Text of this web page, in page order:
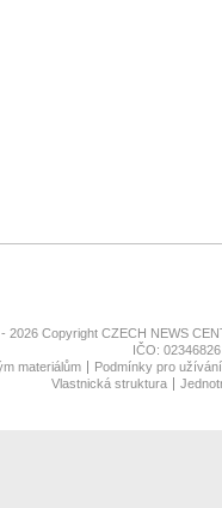
2026 Copyright CZECH NEWS
IČO:
materiálům
Podmínky pro
Vlastnická struktura